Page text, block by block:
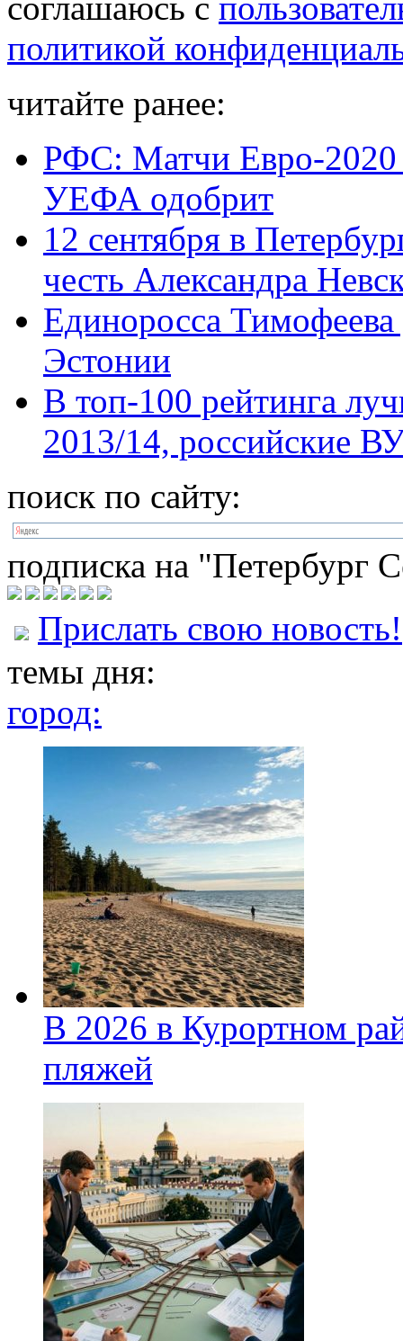
соглашаюсь с
политикой
читайте ранее:
РФС: Матчи Евро-2020
УЕФА одобрит
12 сентября в
честь Александра
Единоросса
Эстонии
В топ-100 рейтинга
2013/14, российские
поиск по сайту:
подписка на "Петербург
Прислать свою новость!
темы дня:
город:
В 2026 в Курортном
пляжей